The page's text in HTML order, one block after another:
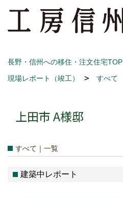
長野・信州への移住・注文住宅TOP
現場レポート（竣工）
すべて
上田市 A様邸
すべて｜一覧
建築中レポート